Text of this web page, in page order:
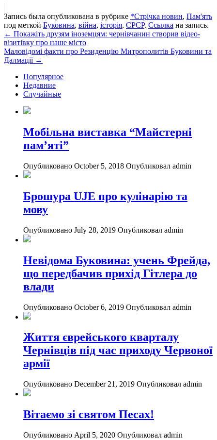
Запись была опубликована в рубрике *Стрічка новин, Пам'ять
под меткой Буковина, війна, історія, СРСР. Ссылка на запись.
Навигация
← Покажіть друзям іноземцям: чернівчанин створив відео-
візитівку про наше місто
Маловідомі факти про Резиденцію Митрополитів Буковини та
Далмації →
Популярное
Недавние
Случайные
Мобільна виставка “Майстерні
пам’яті”
Опубликовано October 5, 2018 Опубликовал admin
Брошура UJE про кулінарію та
мову
Опубликовано July 28, 2019 Опубликовал admin
Невідома Буковина: учень Фрейда,
що передбачив прихід Гітлера до
влади
Опубликовано October 6, 2019 Опубликовал admin
Життя єврейського кварталу
Чернівців під час приходу Червоної
армії
Опубликовано December 21, 2019 Опубликовал admin
Вітаємо зі святом Песах!
Опубликовано April 5, 2020 Опубликовал admin